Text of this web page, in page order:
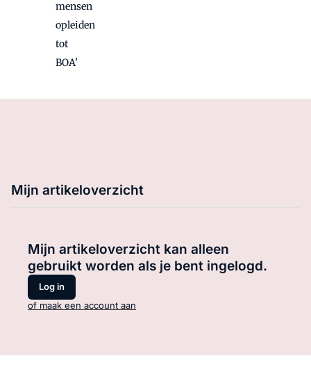
mensen
opleiden
tot
BOA'
Mijn artikeloverzicht
Mijn artikeloverzicht kan alleen
gebruikt worden als je bent ingelogd.
Log in
of maak een account aan